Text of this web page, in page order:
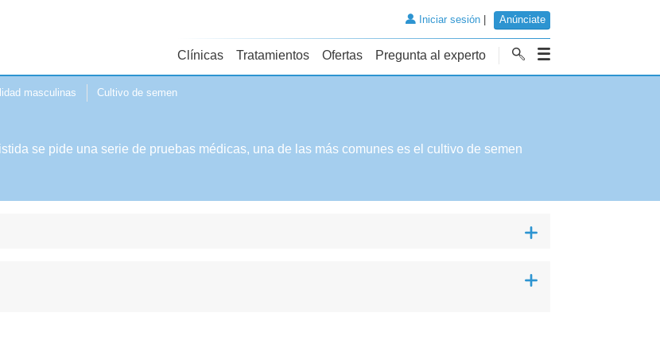
Iniciar sesión| Anúnciate
Clínicas Tratamientos Ofertas Pregunta al experto
masculinas Cultivo de semen
se pide una serie de pruebas médicas, una de las más comunes es el cultivo de semen